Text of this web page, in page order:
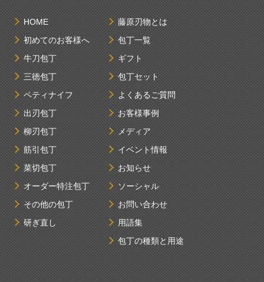
HOME
初めてのお客様へ
牛刀包丁
三徳包丁
ペティナイフ
出刃包丁
柳刃包丁
筋引包丁
菜切包丁
オーダー特注包丁
その他の包丁
研ぎ直し
藤原刃物とは
包丁一覧
ギフト
包丁セット
よくあるご質問
お客様事例
メディア
イベント情報
お知らせ
ソーシャル
お問い合わせ
用語集
包丁の種類と用途